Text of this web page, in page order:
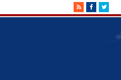
RSSFacebookTwitter